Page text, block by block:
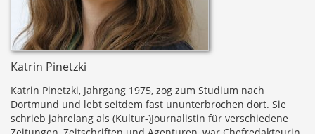
Katrin Pinetzki
Katrin Pinetzki, Jahrgang 1975, zog zum Studium nach
Dortmund und lebt seitdem fast ununterbrochen dort. Sie
schrieb jahrelang als (Kultur-)Journalistin für verschiedene